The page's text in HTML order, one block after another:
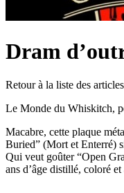
Dram
Retour à la liste des articles
Le Monde du Whiskitch,
Macabre, cette plaque
Buried” (Mort et Enterré)
Qui veut goûter “Open
ans d’âge distillé, coloré